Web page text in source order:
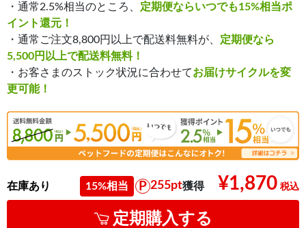
・通常2.5%相当のところ、 定期便ならいつでも15%相当ポ
イント還元！
・通常ご注文8,800円以上で配送料無料が、 定期便なら
5,500円以上で配送料無料！
・お客さまのストック状況に合わせてお届けサイクルを変
更可能！
¥1,870
15%相当 255pt獲得
在庫あり
定期購入する